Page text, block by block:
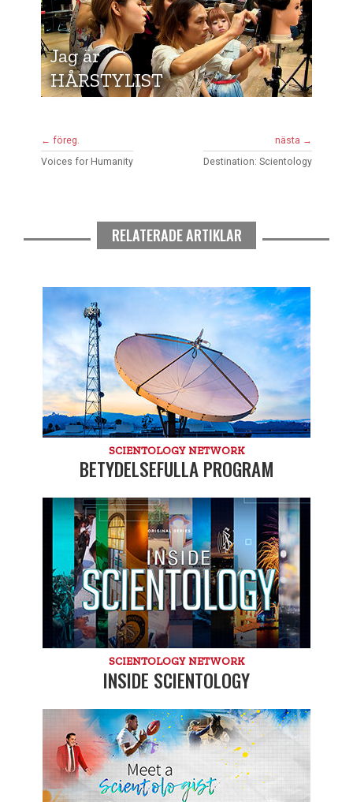
Jag är
HÅRSTYLIST
← föreg.
Voices for Humanity
nästa →
Destination: Scientology
RELATERADE ARTIKLAR
SCIENTOLOGY NETWORK
BETYDELSEFULLA PROGRAM
SCIENTOLOGY NETWORK
INSIDE SCIENTOLOGY